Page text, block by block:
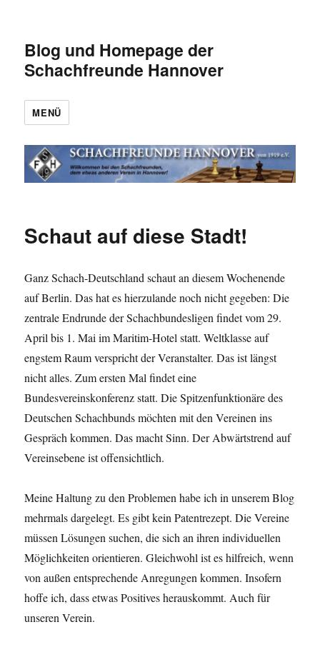
Blog und Homepage der
Schachfreunde Hannover
MENÜ
Schaut auf diese Stadt!
Ganz Schach-Deutschland schaut an diesem Wochenende
auf Berlin. Das hat es hierzulande noch nicht gegeben: Die
zentrale Endrunde der Schachbundesligen findet vom 29.
April bis 1. Mai im Maritim-Hotel statt. Weltklasse auf
engstem Raum verspricht der Veranstalter. Das ist längst
nicht alles. Zum ersten Mal findet eine
Bundesvereinskonferenz statt. Die Spitzenfunktionäre des
Deutschen Schachbunds möchten mit den Vereinen ins
Gespräch kommen. Das macht Sinn. Der Abwärtstrend auf
Vereinsebene ist offensichtlich.
Meine Haltung zu den Problemen habe ich in unserem Blog
mehrmals dargelegt. Es gibt kein Patentrezept. Die Vereine
müssen Lösungen suchen, die sich an ihren individuellen
Möglichkeiten orientieren. Gleichwohl ist es hilfreich, wenn
von außen entsprechende Anregungen kommen. Insofern
hoffe ich, dass etwas Positives herauskommt. Auch für
unseren Verein.